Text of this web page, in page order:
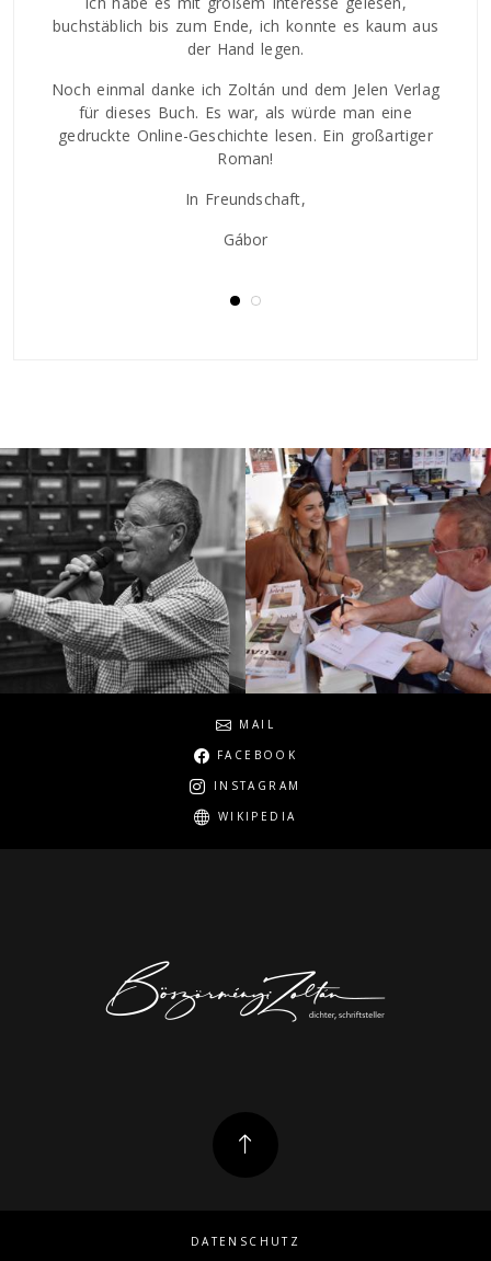
buchstäblich bis zum Ende, ich konnte es kaum aus
der Hand legen.
Noch einmal danke ich Zoltán und dem Jelen Verlag
für dieses Buch. Es war, als würde man eine
gedruckte Online-Geschichte lesen. Ein großartiger
Roman!
In Freundschaft,
Gábor
MAIL
FACEBOOK
INSTAGRAM
WIKIPEDIA
DATENSCHUTZ